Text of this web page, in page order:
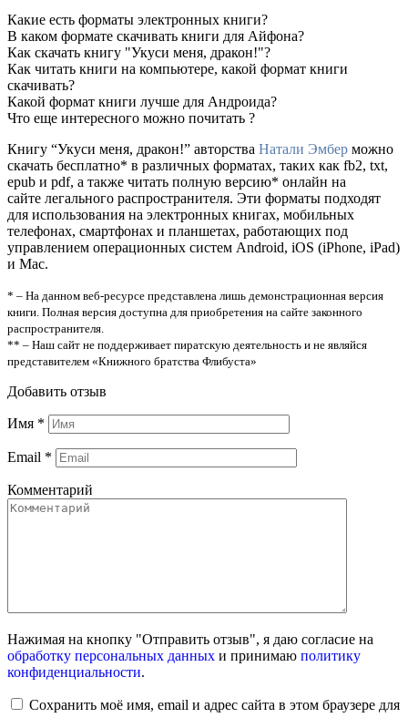
Какие есть форматы электронных книги?
В каком формате скачивать книги для Айфона?
Как скачать книгу "Укуси меня, дракон!"?
Как читать книги на компьютере, какой формат книги
скачивать?
Какой формат книги лучше для Андроида?
Что еще интересного можно почитать ?
Книгу “Укуси меня, дракон!” авторства Натали Эмбер можно
скачать бесплатно* в различных форматах, таких как fb2, txt,
epub и pdf, а также читать полную версию* онлайн на
сайте легального распространителя. Эти форматы подходят
для использования на электронных книгах, мобильных
телефонах, смартфонах и планшетах, работающих под
управлением операционных систем Android, iOS (iPhone, iPad)
и Mac.
* – На данном веб-ресурсе представлена лишь демонстрационная версия
книги. Полная версия доступна для приобретения на сайте законного
распространителя.
** – Наш сайт не поддерживает пиратскую деятельность и не являйся
представителем «Книжного братства Флибуста»
Добавить отзыв
Имя *
Email *
Комментарий
Нажимая на кнопку "Отправить отзыв", я даю согласие на
обработку персональных данных и принимаю политику
конфиденциальности.
Сохранить моё имя, email и адрес сайта в этом браузере для